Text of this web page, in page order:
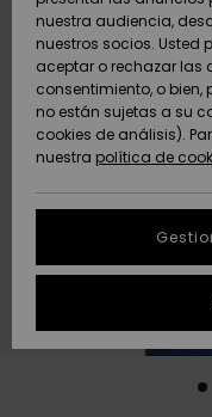
PROMO
AYUDA &
CONTACTO
SOSTENIBILIDAD
nuestra audiencia,
nuestros socios. Usted
aceptar o rechazar las
consentimiento, o
no están sujetas a su
cookies de análisis).
nuestra política de